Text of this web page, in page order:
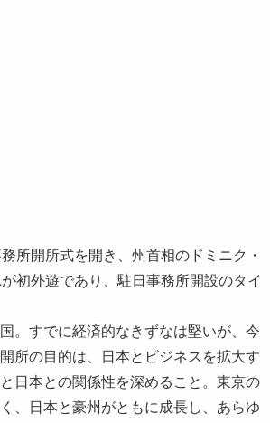
所開所式を開き、州首相のドミニク・
初外遊であり、駐日事務所開設のタイ
。すでに経済的なきずなは堅いが、今
所の目的は、日本とビジネスを拡大す
日本との関係性を深めること。東京の
、日本と豪州がともに成長し、あらゆ